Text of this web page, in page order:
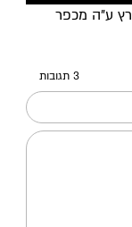
ע"ה מכפר
3 תגובות